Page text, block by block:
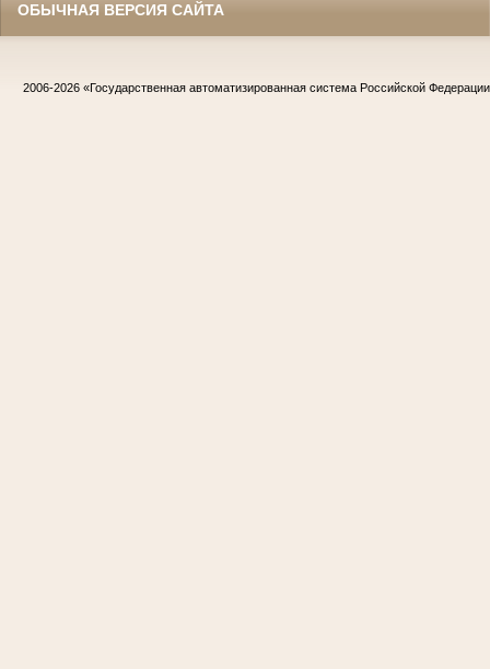
ОБЫЧНАЯ ВЕРСИЯ САЙТА
2006-2026 «Государственная автоматизированная система Российской